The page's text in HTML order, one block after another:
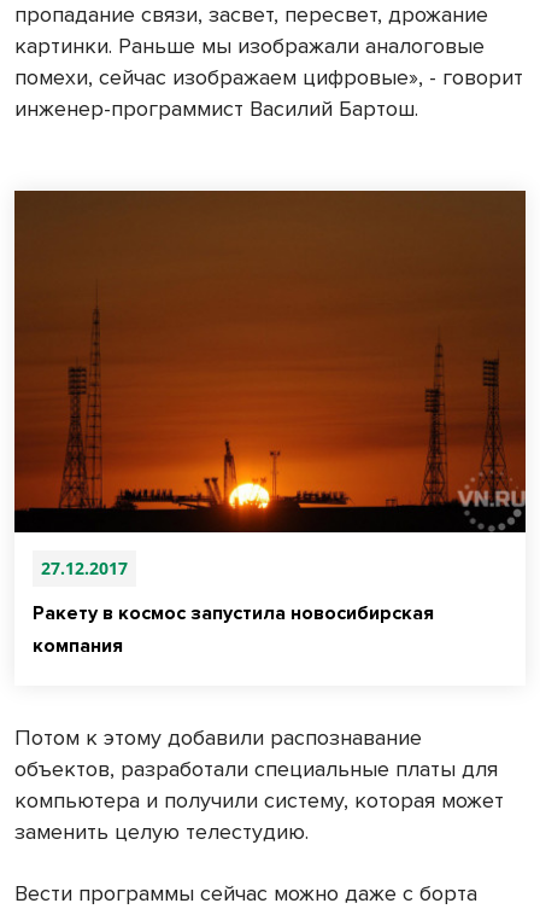
пропадание связи, засвет, пересвет, дрожание
картинки. Раньше мы изображали аналоговые
помехи, сейчас изображаем цифровые», - говорит
инженер-программист Василий Бартош.
27.12.2017
Ракету в космос запустила новосибирская
компания
Потом к этому добавили распознавание
объектов, разработали специальные платы для
компьютера и получили систему, которая может
заменить целую телестудию.
Вести программы сейчас можно даже с борта